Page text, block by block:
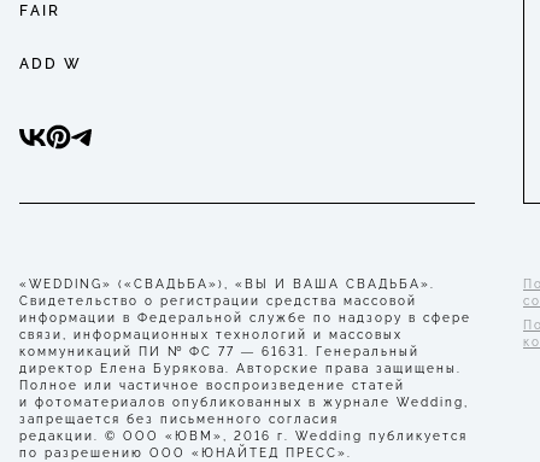
FAIR
ADD W
«WEDDING» («СВАДЬБА»), «ВЫ И ВАША СВАДЬБА».
Свидетельство о регистрации средства массовой
информации в Федеральной службе по надзору в сфере
связи, информационных технологий и массовых
коммуникаций ПИ № ФС 77 — 61631. Генеральный
директор Елена Бурякова. Авторские права защищены.
Полное или частичное воспроизведение статей
и фотоматериалов опубликованных в журнале Wedding,
запрещается без письменного согласия
редакции. © ООО «ЮВМ», 2016 г. Wedding публикуется
по разрешению ООО «ЮНАЙТЕД ПРЕСС».